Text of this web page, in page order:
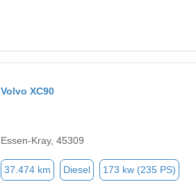
Volvo XC90
Essen-Kray, 45309
37.474 km Diesel 173 kw (235 PS)